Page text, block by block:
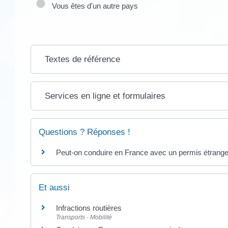
Vous êtes d'un autre pays
Textes de référence
Services en ligne et formulaires
Questions ? Réponses !
Peut-on conduire en France avec un permis
Et aussi
Infractions routières
Transports - Mobilité